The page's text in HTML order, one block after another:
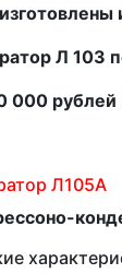
Л 103
000 рублей
Л105А